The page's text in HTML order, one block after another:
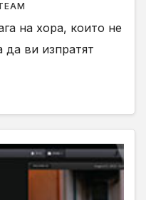
на хора, които не
да ви изпратят